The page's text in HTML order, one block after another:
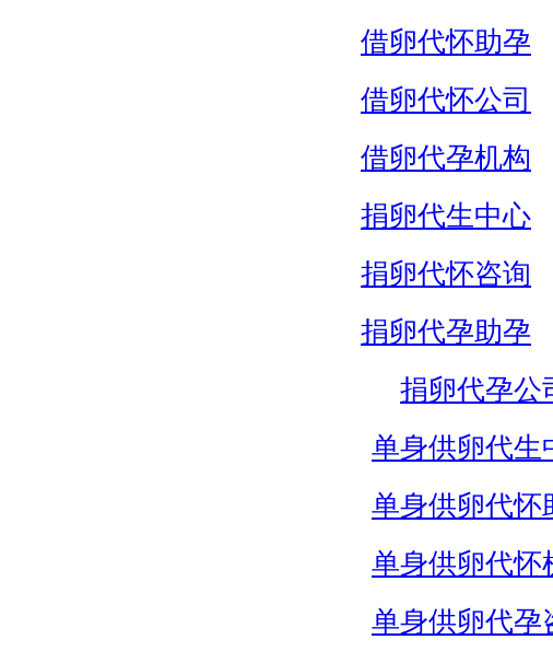
借卵代怀助孕
借卵代怀公司
借卵代孕机构
捐卵代生中心
捐卵代怀咨询
捐卵代孕助孕
捐卵代孕公
单身供卵代生
单身供卵代怀
单身供卵代怀
单身供卵代孕